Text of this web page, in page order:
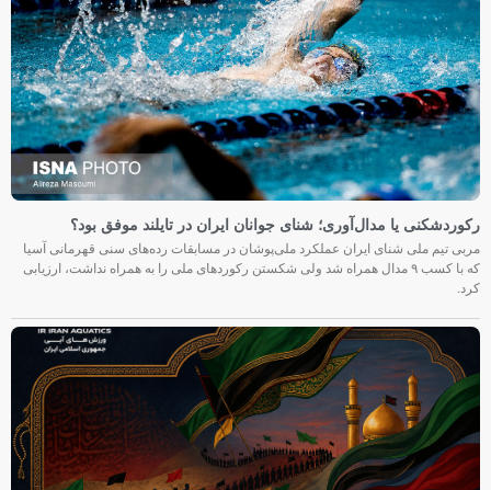
رکوردشکنی یا مدال‌آوری؛ شنای جوانان ایران در تایلند موفق بود؟
مربی تیم ملی شنای ایران عملکرد ملی‌پوشان در مسابقات رده‌های سنی قهرمانی آسیا
که با کسب ۹ مدال همراه شد ولی شکستن رکوردهای ملی را به همراه نداشت، ارزیابی
کرد.